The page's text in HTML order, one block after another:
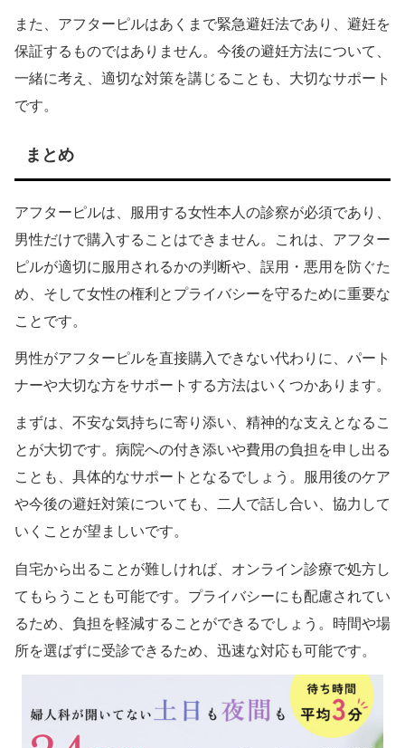
また、アフターピルはあくまで緊急避妊法であり、避妊を
保証するものではありません。今後の避妊方法について、
一緒に考え、適切な対策を講じることも、大切なサポート
です。
まとめ
アフターピルは、服用する女性本人の診察が必須であり、
男性だけで購入することはできません。これは、アフター
ピルが適切に服用されるかの判断や、誤用・悪用を防ぐた
め、そして女性の権利とプライバシーを守るために重要な
ことです。
男性がアフターピルを直接購入できない代わりに、パート
ナーや大切な方をサポートする方法はいくつかあります。
まずは、不安な気持ちに寄り添い、精神的な支えとなるこ
とが大切です。病院への付き添いや費用の負担を申し出る
ことも、具体的なサポートとなるでしょう。服用後のケア
や今後の避妊対策についても、二人で話し合い、協力して
いくことが望ましいです。
自宅から出ることが難しければ、オンライン診療で処方し
てもらうことも可能です。プライバシーにも配慮されてい
るため、負担を軽減することができるでしょう。時間や場
所を選ばずに受診できるため、迅速な対応も可能です。